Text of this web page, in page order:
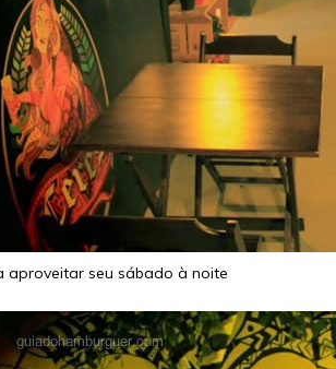
aproveitar seu sábado à noite